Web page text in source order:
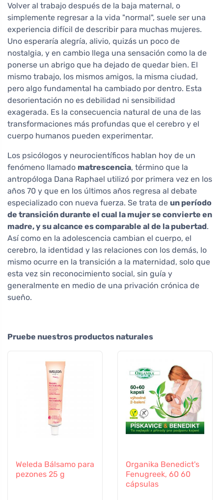
Volver al trabajo después de la baja maternal, o
simplemente regresar a la vida "normal", suele ser una
experiencia difícil de describir para muchas mujeres.
Uno esperaría alegría, alivio, quizás un poco de
nostalgia, y en cambio llega una sensación como la de
ponerse un abrigo que ha dejado de quedar bien. El
mismo trabajo, los mismos amigos, la misma ciudad,
pero algo fundamental ha cambiado por dentro. Esta
desorientación no es debilidad ni sensibilidad
exagerada. Es la consecuencia natural de una de las
transformaciones más profundas que el cerebro y el
cuerpo humanos pueden experimentar.
Los psicólogos y neurocientíficos hablan hoy de un
fenómeno llamado matrescencia, término que la
antropóloga Dana Raphael utilizó por primera vez en los
años 70 y que en los últimos años regresa al debate
especializado con nueva fuerza. Se trata de un período
de transición durante el cual la mujer se convierte en
madre, y su alcance es comparable al de la pubertad.
Así como en la adolescencia cambian el cuerpo, el
cerebro, la identidad y las relaciones con los demás, lo
mismo ocurre en la transición a la maternidad, solo que
esta vez sin reconocimiento social, sin guía y
generalmente en medio de una privación crónica de
sueño.
Pruebe nuestros productos naturales
Weleda Bálsamo para
pezones 25 g
Organika Benedict's
Fenugreek, 60 60
cápsulas